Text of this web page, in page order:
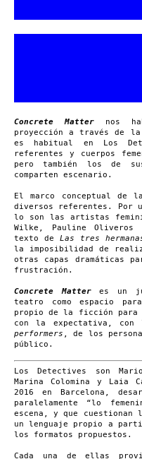
Concrete Matter nos
proyección a través de
es habitual en Los
referentes y cuerpos
pero también los de
comparten escenario.
El marco conceptual de
diversos referentes. Por
lo son las artistas
Wilke, Pauline
texto de Las tres
la imposibilidad de
otras capas dramáticas
frustración.
Concrete Matteres un
teatro como espacio
propio de la ficción para
con la expectativa, con
performers , de los
público.
Los Detectives son
Marina Colomina y Laia
2016 en Barcelona,
paralelamente “lo
escena, y que cuestionan
un lenguaje propio a
los formatos propuestos.
Cada una de ellas